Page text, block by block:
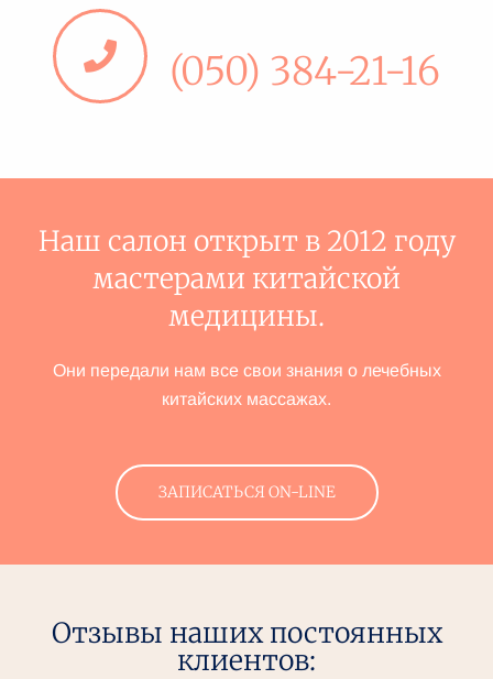
(050) 384-21-16
Наш салон открыт в 2012 году
мастерами китайской
медицины.
Они передали нам все свои знания о лечебных
китайских массажах.
ЗАПИСАТЬСЯ ON-LINE
Отзывы наших постоянных
клиентов: